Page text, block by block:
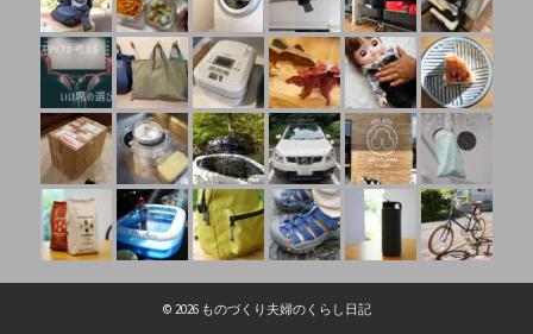
© 2026 ものづくり夫婦のくらし日記